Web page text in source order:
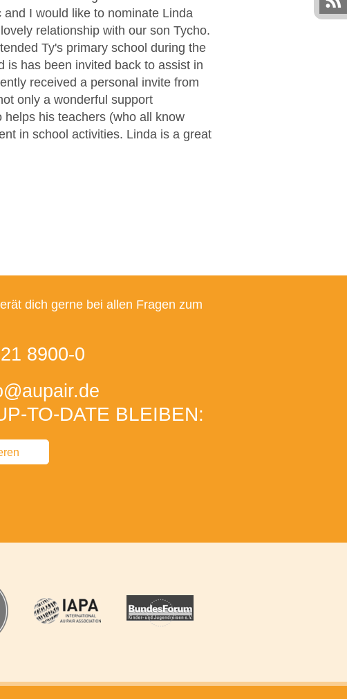
I would like to nominate Linda
relationship with our son Tycho.
Ty's primary school during the
is has been invited back to assist in
received a personal invite from
only a wonderful support
his teachers (who all know
in school activities. Linda is a great
dich gerne bei allen Fragen zum
8900-0
@aupair.de
TO-DATE BLEIBEN: